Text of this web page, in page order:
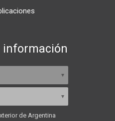
información
de Argentina